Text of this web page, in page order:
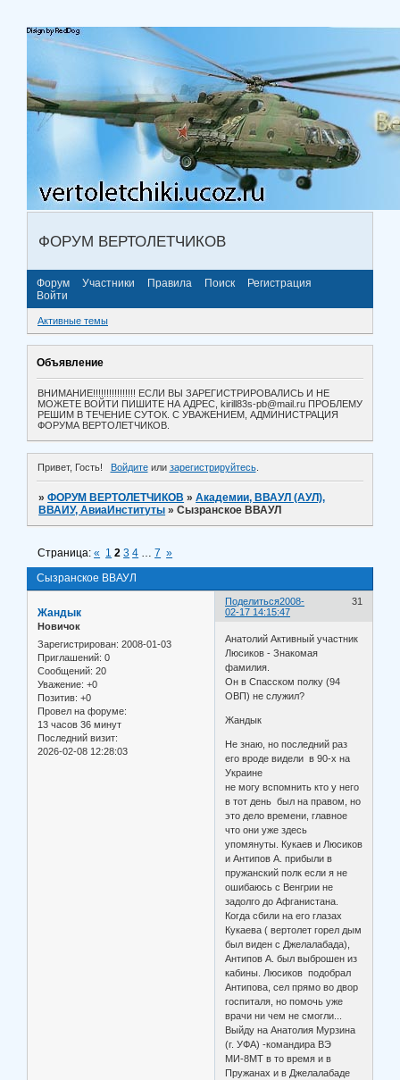
ФОРУМ ВЕРТОЛЕТЧИКОВ
Форум Участники Правила Поиск
Регистрация
Войти
Активные темы
Объявление
ВНИМАНИЕ!!!!!!!!!!!!!!!! ЕСЛИ ВЫ ЗАРЕГИСТРИРОВАЛИСЬ И НЕ
МОЖЕТЕ ВОЙТИ ПИШИТЕ НА АДРЕС, kirill83s-pb@mail.ru ПРОБЛЕМУ
РЕШИМ В ТЕЧЕНИЕ СУТОК. С УВАЖЕНИЕМ, АДМИНИСТРАЦИЯ
ФОРУМА ВЕРТОЛЕТЧИКОВ.
Привет, Гость! Войдитеили зарегистрируйтесь.
»ФОРУМ ВЕРТОЛЕТЧИКОВ »Академии, ВВАУЛ (АУЛ),
ВВАИУ, АвиаИнституты »Сызранское ВВАУЛ
Сызранское ВВАУЛ
Страница:« 1 2 3 4 … 7 »
Поделиться 31
2008-
02-17 14:15:47
Жандык
Новичок
Зарегистрирован: 2008-01-03
Приглашений: 0
Сообщений: 20
Уважение: +0
Позитив: +0
Провел на форуме:
13 часов 36 минут
Последний визит:
2026-02-08 12:28:03
Анатолий Активный участник
Люсиков - Знакомая
фамилия.
Он в Спасском полку (94
ОВП) не служил?
Жандык
Не знаю, но последний раз
его вроде видели в 90-х на
Украине
не могу вспомнить кто у него
в тот день был на правом, но
это дело времени, главное
что они уже здесь
упомянуты. Кукаев и Люсиков
и Антипов А. прибыли в
пружанский полк если я не
ошибаюсь с Венгрии не
задолго до Афганистана.
Когда сбили на его глазах
Кукаева ( вертолет горел дым
был виден с Джелалабада),
Антипов А. был выброшен из
кабины. Люсиков подобрал
Антипова, сел прямо во двор
госпиталя, но помочь уже
врачи ни чем не смогли...
Выйду на Анатолия Мурзина
(г. УФА) -командира ВЭ
МИ-8МТ в то время и в
Пружанах и в Джелалабаде